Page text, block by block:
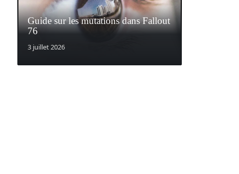
Guide sur les mutations dans Fallout
76
3 juillet 2026